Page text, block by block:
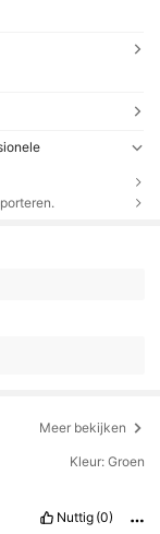
Meer bekijken
Kleur: Groen
Nuttig (0)